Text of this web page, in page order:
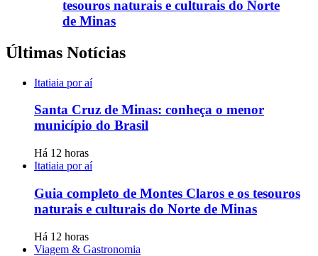
tesouros naturais e culturais do Norte
de Minas
Últimas Notícias
Itatiaia por aí
Santa Cruz de Minas: conheça o menor
município do Brasil
Há 12 horas
Itatiaia por aí
Guia completo de Montes Claros e os tesouros
naturais e culturais do Norte de Minas
Há 12 horas
Viagem & Gastronomia